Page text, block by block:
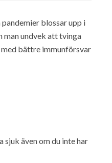
blossar upp i
man undvek att tvinga
med bättre immunförsvar
även om du inte har